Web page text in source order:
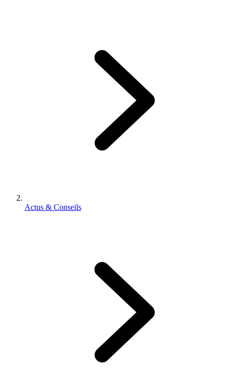
Actus & Conseils